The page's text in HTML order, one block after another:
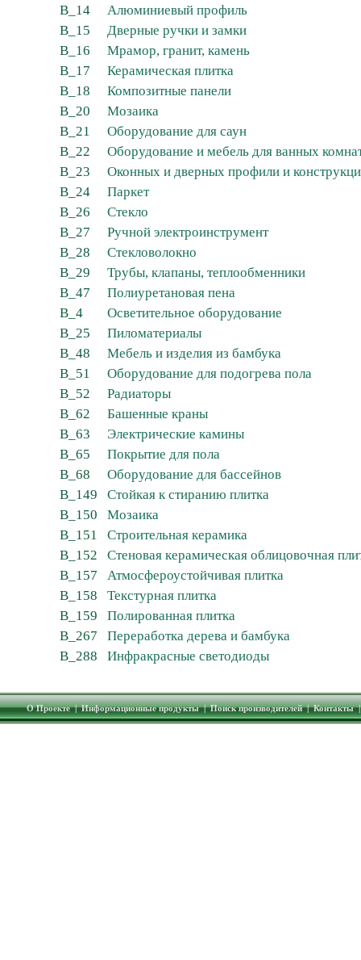
B_14
Алюминиевый профиль
B_15
Дверные ручки и замки
B_16
Мрамор, гранит, камень
B_17
Керамическая плитка
B_18
Композитные панели
B_20
Мозаика
B_21
Оборудование для саун
B_22
Оборудование и мебель для ванных
B_23
Оконных и дверных профили и
B_24
Паркет
B_26
Стекло
B_27
Ручной электроинструмент
B_28
Стекловолокно
B_29
Трубы, клапаны, теплообменники
B_47
Полиуретановая пена
B_4
Осветительное оборудование
B_25
Пиломатериалы
B_48
Мебель и изделия из бамбука
B_51
Оборудование для подогрева пола
B_52
Радиаторы
B_62
Башенные краны
B_63
Электрические камины
B_65
Покрытие для пола
B_68
Оборудование для бассейнов
B_149
Стойкая к стиранию плитка
B_150
Мозаика
B_151
Строительная керамика
B_152
Стеновая керамическая облицовочная
B_157
Атмосфероустойчивая плитка
B_158
Текстурная плитка
B_159
Полированная плитка
B_267
Переработка дерева и бамбука
B_288
Инфракрасные светодиоды
О Проекте|Информационные продукты|Поиск производителей|Контакты